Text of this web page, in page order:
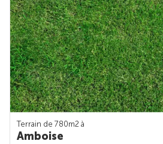
Terrain de 780m2 à
Amboise